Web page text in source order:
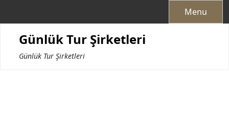
Menu
Günlük Tur Şirketleri
Günlük Tur Şirketleri